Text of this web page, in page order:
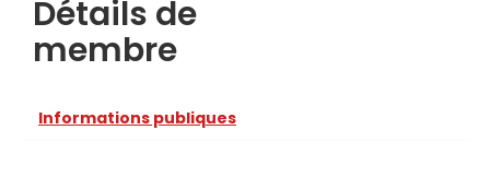
Détails de
membre
Informations publiques